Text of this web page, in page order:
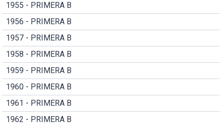
1955 - PRIMERA B
1956 - PRIMERA B
1957 - PRIMERA B
1958 - PRIMERA B
1959 - PRIMERA B
1960 - PRIMERA B
1961 - PRIMERA B
1962 - PRIMERA B